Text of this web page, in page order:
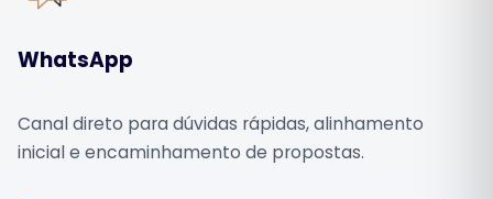
WhatsApp
Canal direto para dúvidas rápidas, alinhamento
inicial e encaminhamento de propostas.